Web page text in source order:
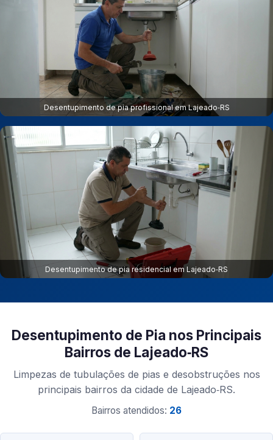
Desentupimento de pia profissional em Lajeado‑RS
Desentupimento de pia residencial em Lajeado‑RS
Desentupimento de Pia nos Principais
Bairros de Lajeado‑RS
Limpezas de tubulações de pias e desobstruções nos
principais bairros da cidade de Lajeado‑RS.
Bairros atendidos: 26